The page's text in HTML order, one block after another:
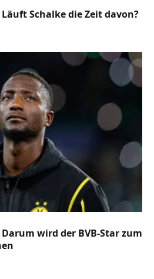
Schalke die Zeit davon?
wird der BVB-Star zum